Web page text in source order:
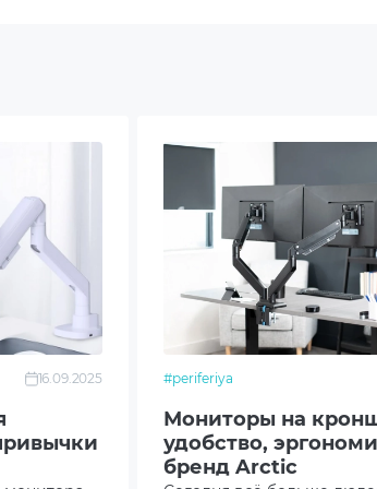
16.09.2025 #periferiya
Мониторы на
удобство,
бренд Arctic